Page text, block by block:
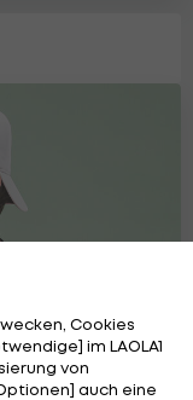
Cookies
im LAOLA1
von
auch eine